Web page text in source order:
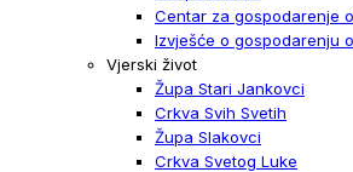
Centar za gospodarenje
Izvješće o gospodarenju
Vjerski život
Župa Stari Jankovci
Crkva Svih Svetih
Župa Slakovci
Crkva Svetog Luke